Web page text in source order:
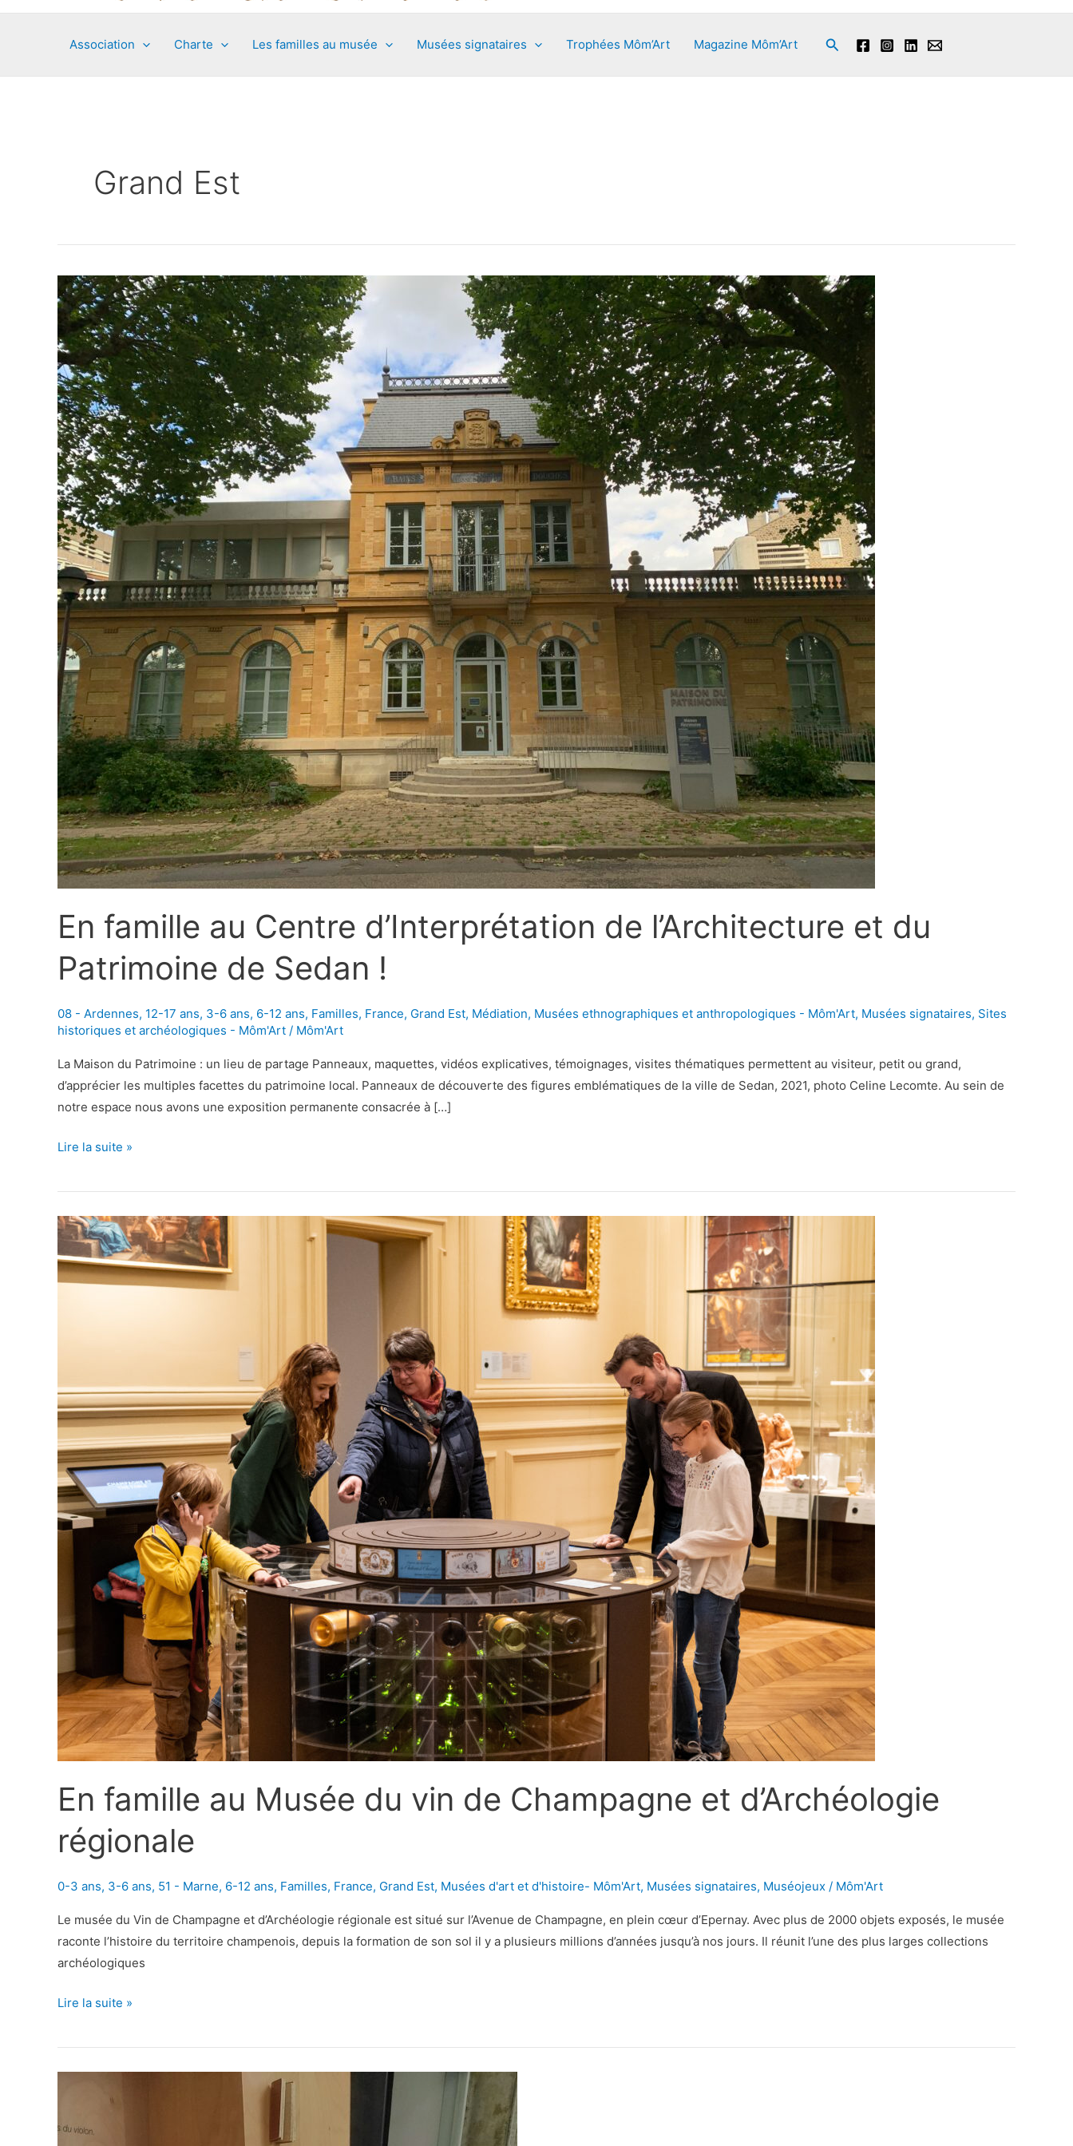
Association Charte Les familles au musée Musées signataires Trophées Môm’Art Magazine Môm’Art Rechercher
Grand Est
En famille au Centre d’Interprétation de l’Architecture et du
Patrimoine de Sedan !
08 - Ardennes, 12-17 ans, 3-6 ans, 6-12 ans, Familles, France, Grand Est, Médiation, Musées ethnographiques et anthropologiques - Môm'Art, Musées signataires, Sites
historiques et archéologiques - Môm'Art / Môm'Art
La Maison du Patrimoine : un lieu de partage Panneaux, maquettes, vidéos explicatives, témoignages, visites thématiques permettent au visiteur, petit ou grand,
d’apprécier les multiples facettes du patrimoine local. Panneaux de découverte des figures emblématiques de la ville de Sedan, 2021, photo Celine Lecomte. Au sein de
notre espace nous avons une exposition permanente consacrée à […]
En
au
d’Interprétation
de
l’Architecture
!
Lire la suite »
En famille au Musée du vin de Champagne et d’Archéologie
régionale
0-3 ans, 3-6 ans, 51 - Marne, 6-12 ans, Familles, France, Grand Est, Musées d'art et d'histoire- Môm'Art, Musées signataires, Muséojeux / Môm'Art
Le musée du Vin de Champagne et d’Archéologie régionale est situé sur l’Avenue de Champagne, en plein cœur d’Epernay. Avec plus de 2000 objets exposés, le musée
raconte l’histoire du territoire champenois, depuis la formation de son sol il y a plusieurs millions d’années jusqu’à nos jours. Il réunit l’une des plus larges collections
archéologiques
En
au
de
Lire la suite »